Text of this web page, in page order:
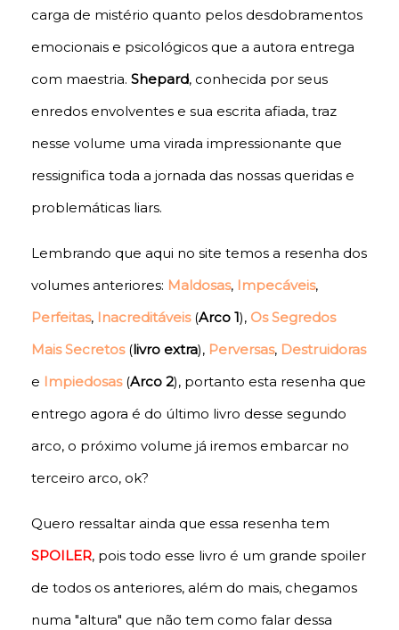
carga de mistério quanto pelos desdobramentos
emocionais e psicológicos que a autora entrega
com maestria. Shepard, conhecida por seus
enredos envolventes e sua escrita afiada, traz
nesse volume uma virada impressionante que
ressignifica toda a jornada das nossas queridas e
problemáticas liars.
Lembrando que aqui no site temos a resenha dos
volumes anteriores: Maldosas, Impecáveis,
Perfeitas, Inacreditáveis (Arco 1), Os Segredos
Mais Secretos(livro extra), Perversas, Destruidoras
e Impiedosas(Arco 2), portanto esta resenha que
entrego agora é do último livro desse segundo
arco, o próximo volume já iremos embarcar no
terceiro arco, ok?
Quero ressaltar ainda que essa resenha tem
SPOILER, pois todo esse livro é um grande spoiler
de todos os anteriores, além do mais, chegamos
numa "altura" que não tem como falar dessa